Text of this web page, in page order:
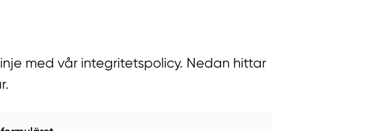
med vår integritetspolicy. Nedan hittar